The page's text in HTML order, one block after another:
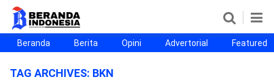
Beranda
Berita
Opini
Advertorial
Featured
Beranda25
Beranda Berita Opini Advertorial Featured
TAG ARCHIVES: BKN